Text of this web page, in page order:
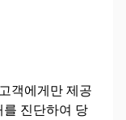
객에게만 제공
진단하여 당